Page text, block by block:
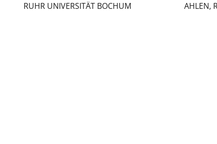
RUHR UNIVERSITÄT BOCHUM AHLEN,